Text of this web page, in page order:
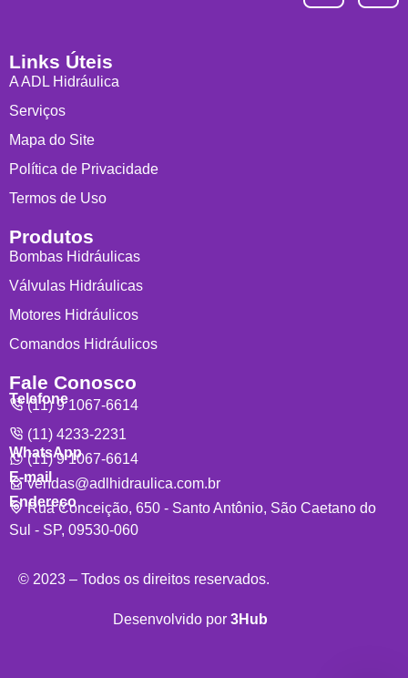
Links Úteis
A ADL Hidráulica
Serviços
Mapa do Site
Política de Privacidade
Termos de Uso
Produtos
Bombas Hidráulicas
Válvulas Hidráulicas
Motores Hidráulicos
Comandos Hidráulicos
Fale Conosco
Telefone
(11) 9 1067-6614
(11) 4233-2231
WhatsApp
(11) 9 1067-6614
E-mail
vendas@adlhidraulica.com.br
Endereço
Rua Conceição, 650 - Santo Antônio, São Caetano do
Sul - SP, 09530-060
© 2023 – Todos os direitos reservados.
Desenvolvido por 3Hub